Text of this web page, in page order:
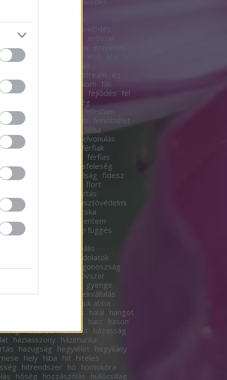
én így szoktam
érdeklődés
erkölcs
erőszak
erotikus érzékenyítés érzelmek
esélyegyenlőség eső
extrovertált
eznemmainstream ez
facebook fájdalom fák
fecskék fejlődés fél
felelősség
felesben
felhőszakadás felnőtt felnőttélet
félsz
felvonulás
feminizmus
férfiak
férfias
férfi energia
férjésfeleség
fészek fiatalság fidesz
flört
fogyasztás
társadalom
fogyasztóvédelmi
forgalom
fricska
függőség
futni mentem
gazdagság
gazdasági függés
mobilitás
globális
gondolatok
gondoskodás
gonoszság
gumióvszer
gyenge
gyereknevelés
gyerekvállalás
hagyjuk abba
haladás halál hangot
harc hason
hasznos havas út házasság
háziasszony házimunka
hazugság hegyiélet hegyilány
hely hiba hit hiteles
hitrendszer hó homokóra
hőség hozzászólás hullócsillag